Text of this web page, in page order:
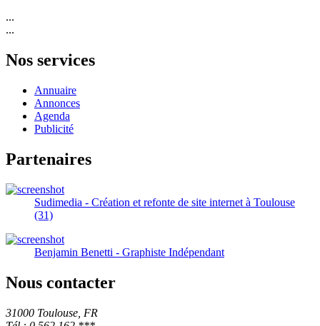
...
...
Nos services
Annuaire
Annonces
Agenda
Publicité
Partenaires
Sudimedia - Création et refonte de site internet à Toulouse
(31)
Benjamin Benetti - Graphiste Indépendant
Nous contacter
31000 Toulouse, FR